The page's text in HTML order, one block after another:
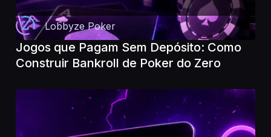
Lobbyze Poker
Jogos que Pagam Sem Depósito: Como
Construir Bankroll de Poker do Zero